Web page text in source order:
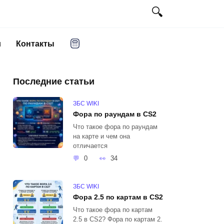
Контакты
Последние статьи
ЗБС WIKI
Фора по раундам в CS2
Что такое фора по раундам
на карте и чем она
отличается
0
34
ЗБС WIKI
Фора 2.5 по картам в CS2
Что такое фора по картам
2.5 в CS2? Фора по картам 2.